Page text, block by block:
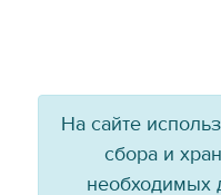
На сайте
сбора и
необходимых